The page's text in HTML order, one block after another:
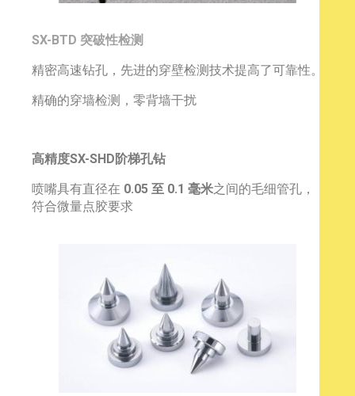
SX-BTD 突破性检测
精密高速钻孔，先进的穿壁检测技术提高了可靠性。
精确的穿墙检测，零背墙干扰
高精度SX-SHD阶梯孔钻
喷嘴具有直径在 0.05 至 0.1 毫米之间的毛细管孔，
符合微量点胶要求